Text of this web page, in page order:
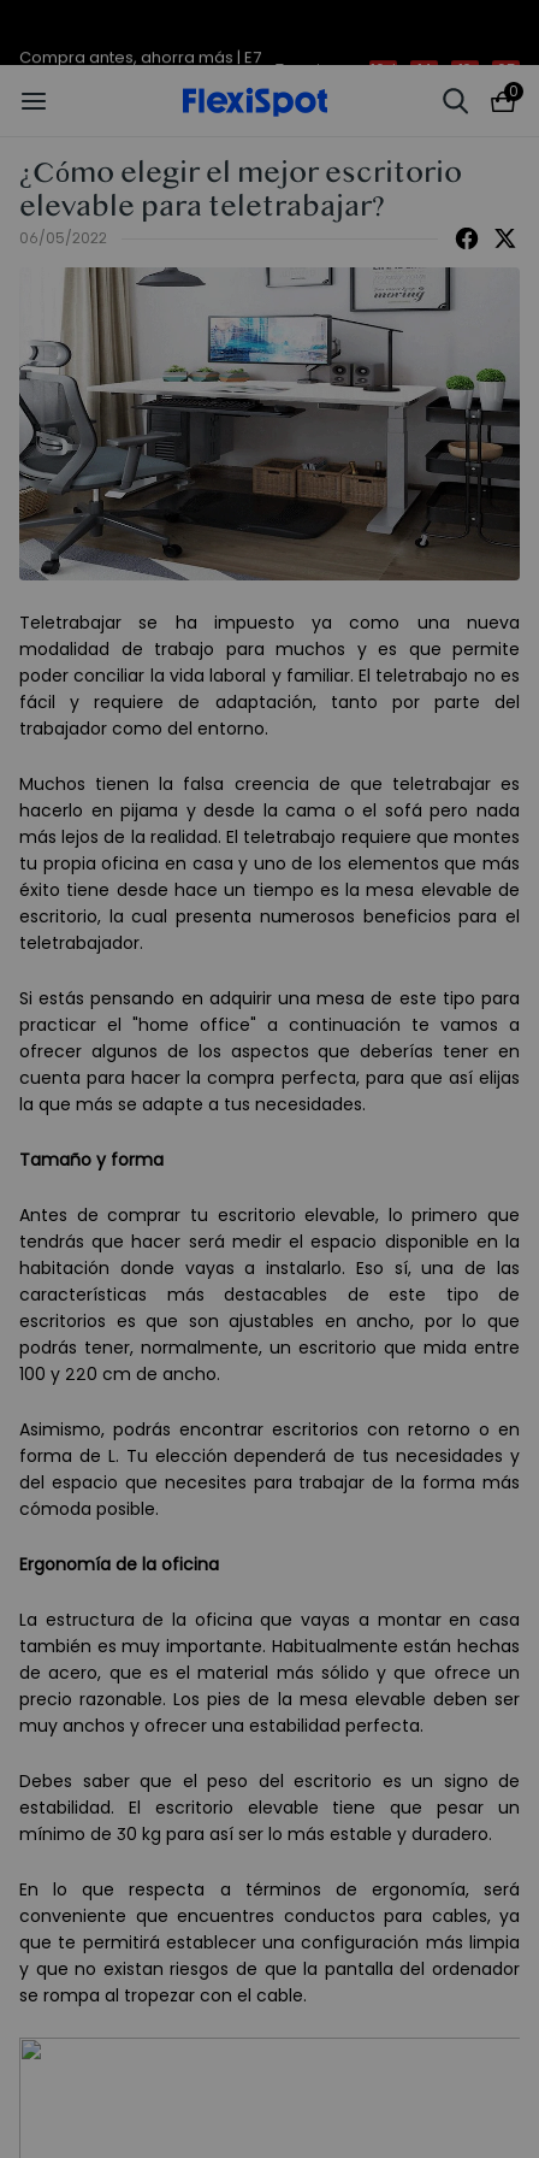
0
¿Cómo elegir el mejor escritorio
elevable para teletrabajar?
06/05/2022
Teletrabajar se ha impuesto ya como una nueva
modalidad de trabajo para muchos y es que permite
poder conciliar la vida laboral y familiar. El teletrabajo no es
fácil y requiere de adaptación, tanto por parte del
trabajador como del entorno.
Muchos tienen la falsa creencia de que teletrabajar es
hacerlo en pijama y desde la cama o el sofápero nada
más lejos de la realidad. El teletrabajo requiere que montes
tu propia oficina en casa y uno de los elementos que más
éxito tiene desde hace un tiempo es la mesa elevable de
escritorio, la cual presenta numerosos beneficios para el
teletrabajador.
Si estás pensando en adquirir una mesa de este tipo para
practicar el "home office" a continuación te vamos a
ofrecer algunos de los aspectos que deberías tener en
cuenta para hacer la compra perfecta, para que asíelijas
la que más se adapte a tus necesidades.
Tamaño y forma
Antes de comprar tu escritorio elevable, lo primero que
tendrás que hacer será medir el espacio disponible en la
habitación donde vayas a instalarlo. Eso sí, una de las
características más destacables de este tipo de
escritorios es que son ajustables en ancho, por lo que
podrás tener, normalmente, un escritorio que mida entre
100 y 220 cm de ancho.
Asimismo, podrás encontrar escritorios con retorno o en
forma de L. Tu elección dependeráde tus necesidades y
del espacio que necesites para trabajar de la forma más
cómoda posible.
Ergonomía de la oficina
La estructura de la oficina que vayas a montar en casa
también es muy importante. Habitualmente están hechas
de acero, que es el material más sólido y que ofrece un
precio razonable. Los pies de la mesa elevable deben ser
muy anchos y ofrecer una estabilidad perfecta.
Debes saber que el peso del escritorio es un signo de
estabilidad. El escritorio elevable tiene que pesar un
mínimo de 30 kg para así ser lo más estable y duradero.
En lo que respecta a términos de ergonomía, será
conveniente que encuentres conductos para cables, ya
que te permitirá establecer una configuración más limpia
y que no existan riesgos de que la pantalla del ordenador
se rompa al tropezar con el cable.